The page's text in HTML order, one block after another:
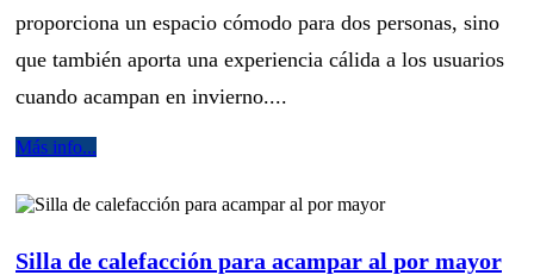
proporciona un espacio cómodo para dos personas, sino
que también aporta una experiencia cálida a los usuarios
cuando acampan en invierno....
Más info...
Silla de calefacción para acampar al por mayor